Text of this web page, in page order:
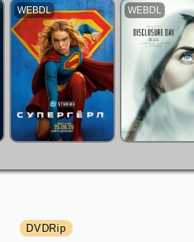
DVDRip